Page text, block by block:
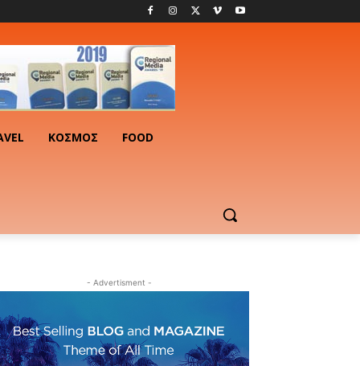
ΚΟΣΜΟΣ FOOD
- Advertisment -